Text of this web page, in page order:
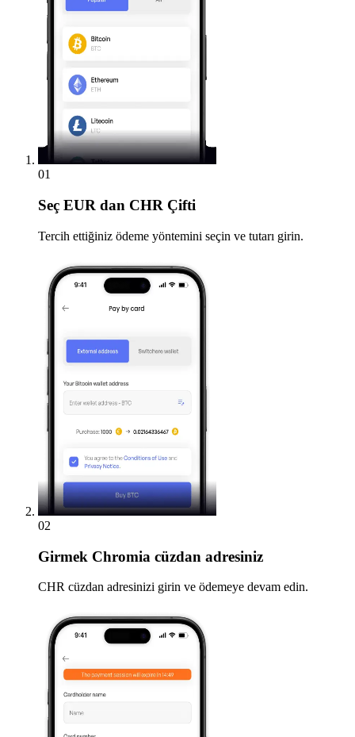
01
Seç EUR dan CHR Çifti
Tercih ettiğiniz ödeme yöntemini seçin ve tutarı girin.
02
Girmek Chromia cüzdan adresiniz
CHR cüzdan adresinizi girin ve ödemeye devam edin.